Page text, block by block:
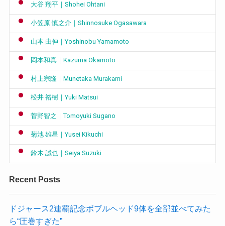
大谷 翔平｜Shohei Ohtani
小笠原 慎之介｜Shinnosuke Ogasawara
山本 由伸｜Yoshinobu Yamamoto
岡本和真｜Kazuma Okamoto
村上宗隆｜Munetaka Murakami
松井 裕樹｜Yuki Matsui
菅野智之｜Tomoyuki Sugano
菊池 雄星｜Yusei Kikuchi
鈴木 誠也｜Seiya Suzuki
Recent Posts
ドジャース2連覇記念ボブルヘッド9体を全部並べてみた
ら“圧巻すぎた”